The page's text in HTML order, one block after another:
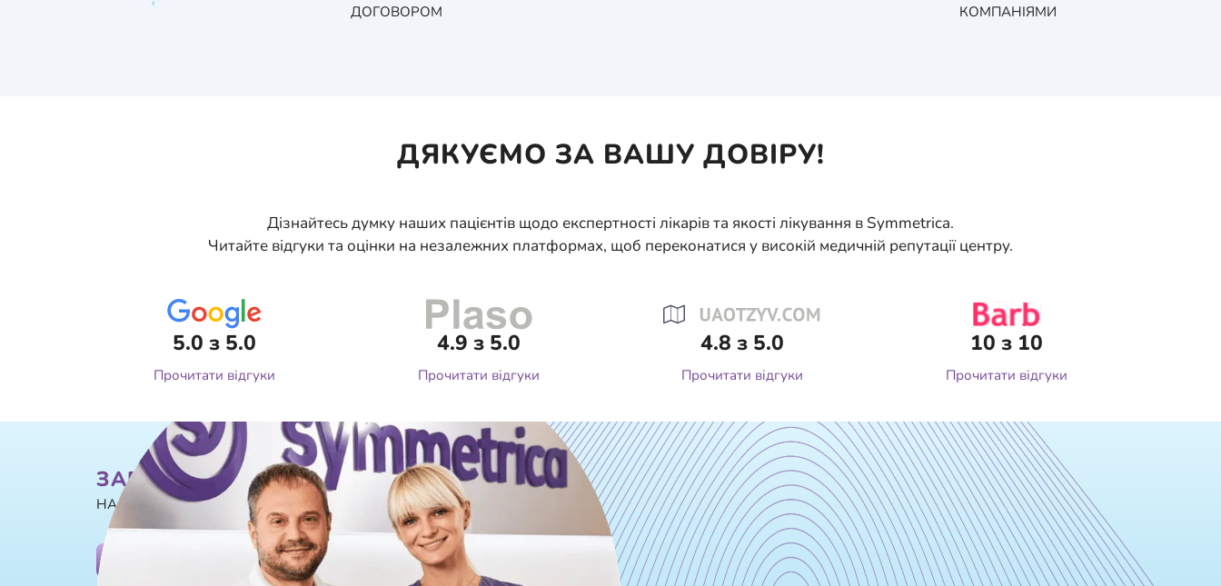
ДОГОВОРОМ
КОМПАНІЯМИ
ДЯКУЄМО ЗА ВАШУ ДОВІРУ!
Дізнайтесь думку наших пацієнтів щодо експертності лікарів та якості лікування в Symmetrica.
Читайте відгуки та оцінки на незалежних платформах, щоб переконатися у високій медичній репутації центру.
5.0 з 5.0
Прочитати відгуки
4.9 з 5.0
Прочитати відгуки
4.8 з 5.0
Прочитати відгуки
10 з 10
Прочитати відгуки
ЗАПИШІТЬСЯ ВЖЕ СЬОГОДНІ
НА ОГЛЯД ТА КОНСУЛЬТАЦІЮ
ЗАПИС НА КОНСУЛЬТАЦІЮ +38 (097) 290-43-33